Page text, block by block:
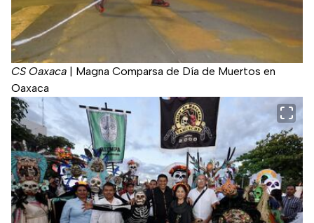
CS Oaxaca | Magna Comparsa de Día de Muertos en
Oaxaca